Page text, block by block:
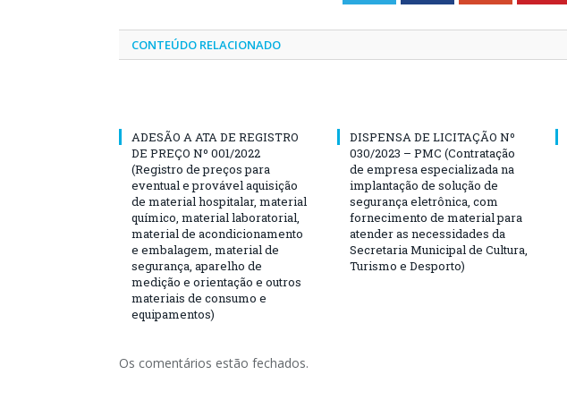
CONTEÚDO RELACIONADO
ADESÃO A ATA DE REGISTRO
DE PREÇO Nº 001/2022
(Registro de preços para
eventual e provável aquisição
de material hospitalar, material
químico, material laboratorial,
material de acondicionamento
e embalagem, material de
segurança, aparelho de
medição e orientação e outros
materiais de consumo e
equipamentos)
DISPENSA DE LICITAÇÃO Nº
030/2023 – PMC (Contratação
de empresa especializada na
implantação de solução de
segurança eletrônica, com
fornecimento de material para
atender as necessidades da
Secretaria Municipal de Cultura,
Turismo e Desporto)
Os comentários estão fechados.